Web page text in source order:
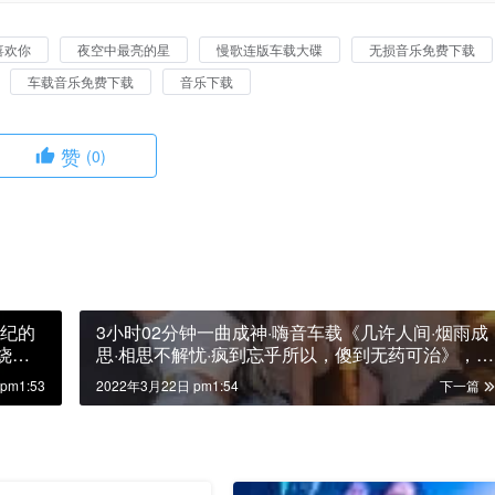
欢你 夜空中最亮的星 慢歌连版车载大碟
无损音乐免费下载
车载音乐免费下载
音乐下载
赞 (0)
的
靓
3小时02分钟一曲成神·嗨音车载《几许人间·烟雨成
思·相思不解忧·疯到忘乎所以，傻到无药可治》，高
清舞曲串烧靓碟！
下一篇
2022年3月22日 pm1:54